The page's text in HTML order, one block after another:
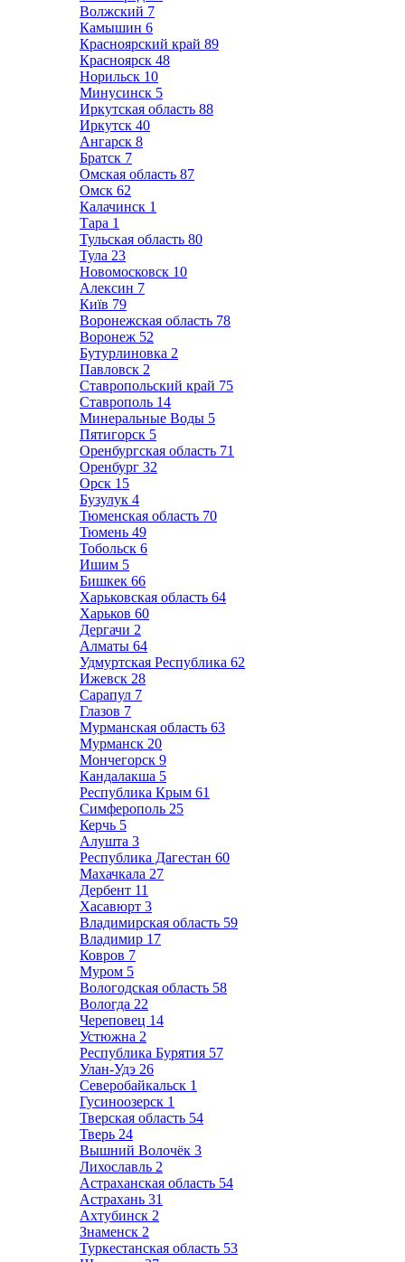
Волжский 7
Камышин 6
Красноярский край 89
Красноярск 48
Норильск 10
Минусинск 5
Иркутская область 88
Иркутск 40
Ангарск 8
Братск 7
Омская область 87
Омск 62
Калачинск 1
Тара 1
Тульская область 80
Тула 23
Новомосковск 10
Алексин 7
Київ 79
Воронежская область 78
Воронеж 52
Бутурлиновка 2
Павловск 2
Ставропольский край 75
Ставрополь 14
Минеральные Воды 5
Пятигорск 5
Оренбургская область 71
Оренбург 32
Орск 15
Бузулук 4
Тюменская область 70
Тюмень 49
Тобольск 6
Ишим 5
Бишкек 66
Харьковская область 64
Харьков 60
Дергачи 2
Алматы 64
Удмуртская Республика 62
Ижевск 28
Сарапул 7
Глазов 7
Мурманская область 63
Мурманск 20
Мончегорск 9
Кандалакша 5
Республика Крым 61
Симферополь 25
Керчь 5
Алушта 3
Республика Дагестан 60
Махачкала 27
Дербент 11
Хасавюрт 3
Владимирская область 59
Владимир 17
Ковров 7
Муром 5
Вологодская область 58
Вологда 22
Череповец 14
Устюжна 2
Республика Бурятия 57
Улан-Удэ 26
Северобайкальск 1
Гусиноозерск 1
Тверская область 54
Тверь 24
Вышний Волочёк 3
Лихославль 2
Астраханская область 54
Астрахань 31
Ахтубинск 2
Знаменск 2
Туркестанская область 53